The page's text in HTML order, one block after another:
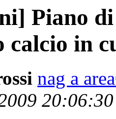
Piano
calcio in
nag a